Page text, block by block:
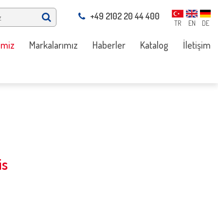
TR EN DE
+49 2102 20 44 400
Markalarımız Haberler Katalog İletişim